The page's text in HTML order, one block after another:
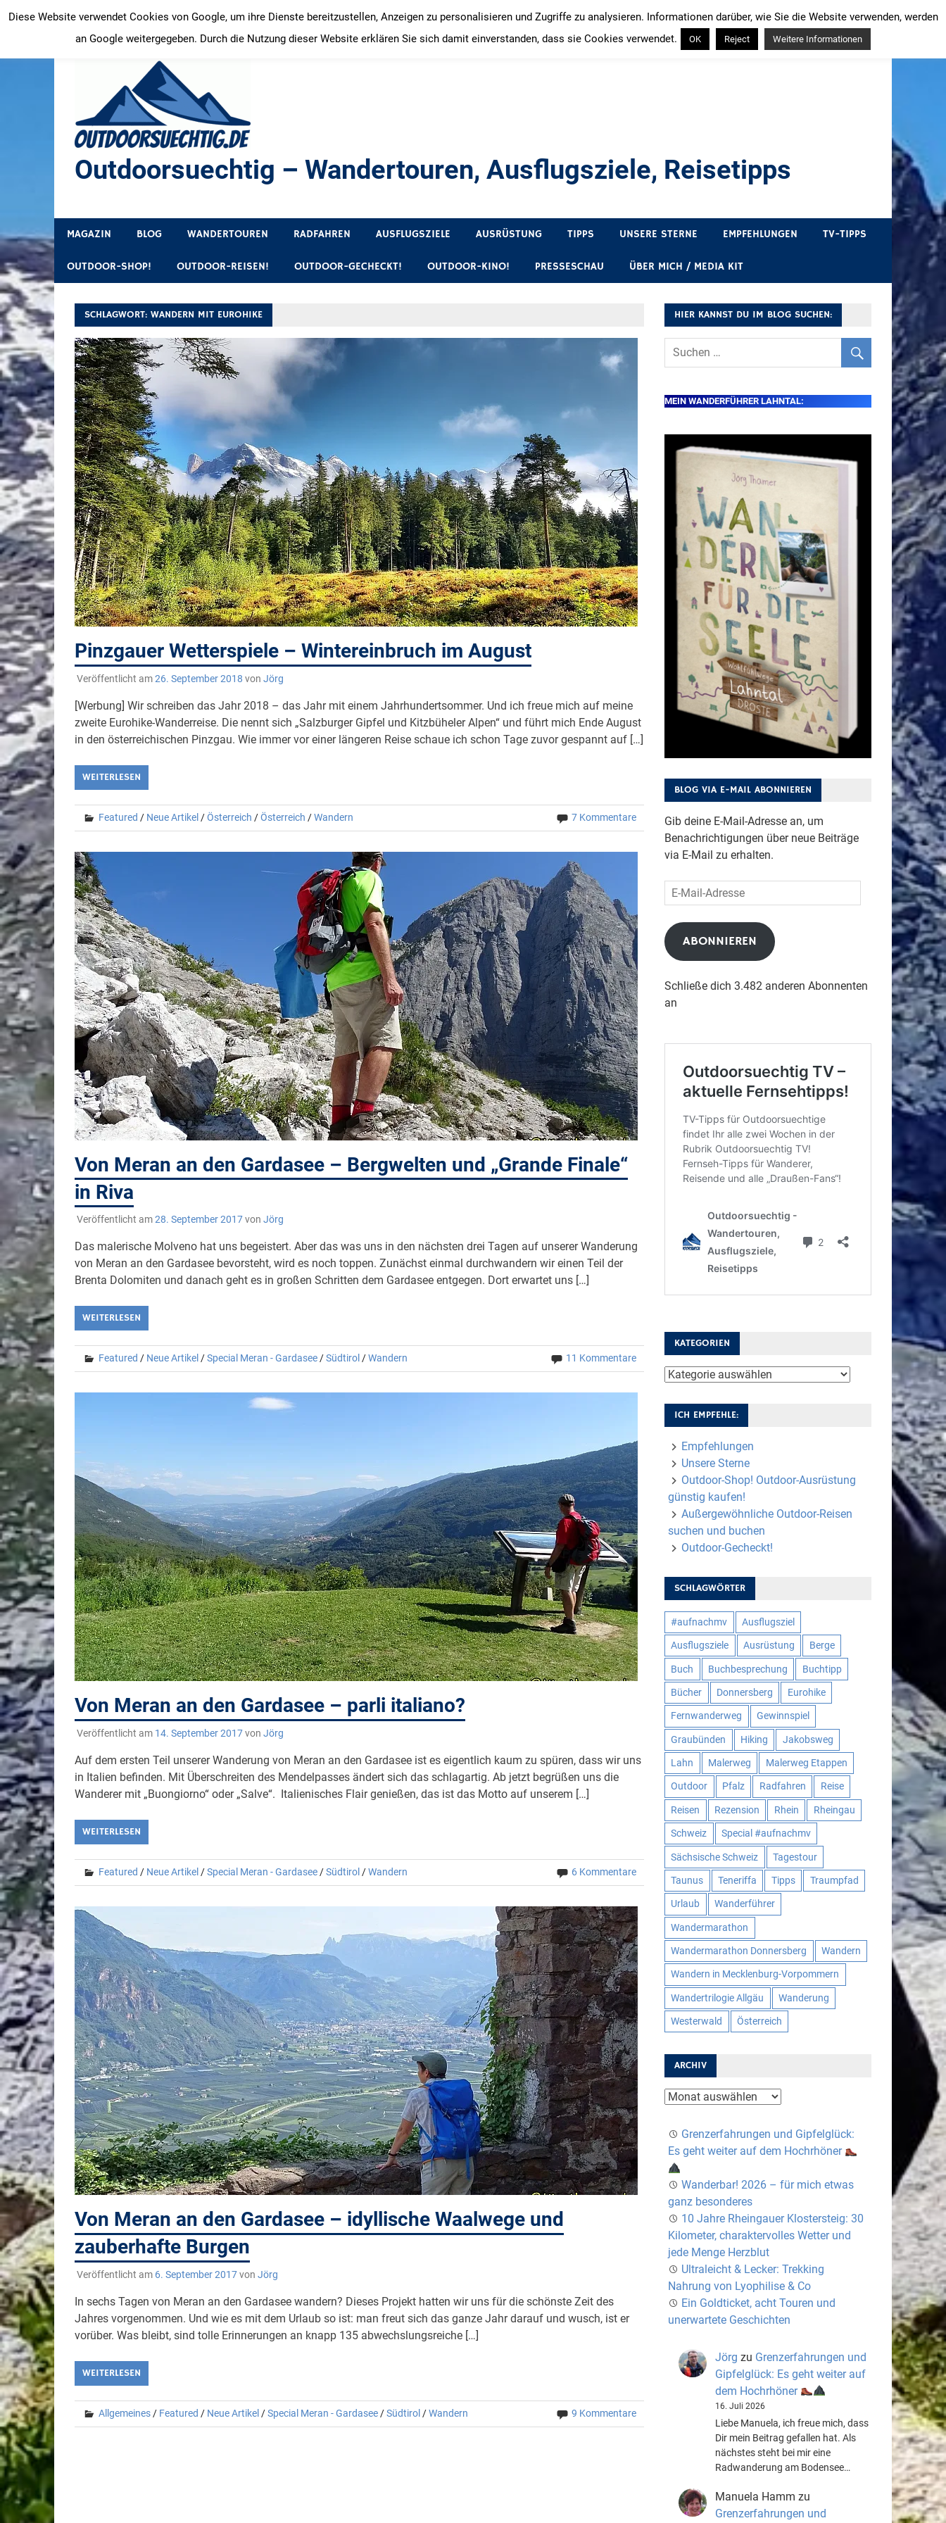
Inhalt
springen
Outdoorsuechtig – Wandertouren, Ausflugsziele, Reisetipps
MAGAZIN BLOG WANDERTOUREN RADFAHREN AUSFLUGSZIELE AUSRÜSTUNG TIPPS UNSERE STERNE EMPFEHLUNGEN TV-TIPPS
OUTDOOR-SHOP! OUTDOOR-REISEN! OUTDOOR-GECHECKT! OUTDOOR-KINO! PRESSESCHAU ÜBER MICH / MEDIA KIT
SCHLAGWORT: WANDERN MIT EUROHIKE
Pinzgauer Wetterspiele – Wintereinbruch im August
Veröffentlicht am26. September 2018 von Jörg
[Werbung] Wir schreiben das Jahr 2018 – das Jahr mit einem Jahrhundertsommer. Und ich freue mich auf meine
zweite Eurohike-Wanderreise. Die nennt sich „Salzburger Gipfel und Kitzbüheler Alpen“ und führt mich Ende August
in den österreichischen Pinzgau. Wie immer vor einer längeren Reise schaue ich schon Tage zuvor gespannt auf […]
WEITERLESEN
Featured / Neue Artikel /Österreich /Österreich /Wandern 7 Kommentare
Von Meran an den Gardasee – Bergwelten und „Grande Finale“
in Riva
Veröffentlicht am28. September 2017von Jörg
Das malerische Molveno hat uns begeistert. Aber das was uns in den nächsten drei Tagen auf unserer Wanderung
von Meran an den Gardasee bevorsteht, wird es noch toppen. Zunächst einmal durchwandern wir einen Teil der
Brenta Dolomiten und danach geht es in großen Schritten dem Gardasee entgegen. Dort erwartet uns […]
WEITERLESEN
Featured / Neue Artikel /Special Meran - Gardasee/Südtirol /Wandern 11 Kommentare
Von Meran an den Gardasee – parli italiano?
Veröffentlicht am 14. September 2017von Jörg
Auf dem ersten Teil unserer Wanderung von Meran an den Gardasee ist es eigentlich kaum zu spüren, dass wir uns
in Italien befinden. Mit Überschreiten des Mendelpasses ändert sich das schlagartig. Ab jetzt begrüßen uns die
Wanderer mit „Buongiorno“ oder „Salve“. Italienisches Flair genießen, das ist das Motto auf unserem […]
WEITERLESEN
Featured / Neue Artikel /Special Meran - Gardasee/Südtirol /Wandern 6 Kommentare
Von Meran an den Gardasee – idyllische Waalwege und
zauberhafte Burgen
Veröffentlicht am 6. September 2017von Jörg
In sechs Tagen von Meran an den Gardasee wandern? Dieses Projekt hatten wir uns für die schönste Zeit des
Jahres vorgenommen. Und wie es mit dem Urlaub so ist: man freut sich das ganze Jahr darauf und wusch, ist er
vorüber. Was bleibt, sind tolle Erinnerungen an knapp 135 abwechslungsreiche […]
WEITERLESEN
Allgemeines/ Featured / Neue Artikel/Special Meran - Gardasee/Südtirol/Wandern 9 Kommentare
HIER KANNST DU IM BLOG SUCHEN:
MEIN WANDERFÜHRER LAHNTAL:
BLOG VIA E-MAIL ABONNIEREN
Gib deine E-Mail-Adresse an, um
Benachrichtigungen über neue Beiträge
via E-Mail zu erhalten.
E-
Mail-
Adresse
ABONNIEREN
Schließe dich 3.482 anderen Abonnenten
an
KATEGORIEN
Kategorien
ICH EMPFEHLE:
Empfehlungen
Unsere Sterne
Outdoor-Shop! Outdoor-Ausrüstung
günstig kaufen!
Außergewöhnliche Outdoor-Reisen
suchen und buchen
Outdoor-Gecheckt!
SCHLAGWÖRTER
#aufnachmv Ausflugsziel
Ausflugsziele Ausrüstung Berge
Buch Buchbesprechung Buchtipp
Bücher Donnersberg Eurohike
Fernwanderweg Gewinnspiel
Graubünden Hiking Jakobsweg
Lahn Malerweg Malerweg Etappen
Outdoor Pfalz Radfahren Reise
Reisen Rezension Rhein Rheingau
Schweiz Special #aufnachmv
Sächsische Schweiz Tagestour
Taunus Teneriffa Tipps Traumpfad
Urlaub Wanderführer
Wandermarathon
Wandermarathon Donnersberg Wandern
Wandern in Mecklenburg-Vorpommern
Wandertrilogie Allgäu Wanderung
Westerwald Österreich
ARCHIV
Archiv
Grenzerfahrungen und Gipfelglück:
Es geht weiter auf dem Hochrhöner
Wanderbar! 2026 – für mich etwas
ganz besonderes
10 Jahre Rheingauer Klostersteig: 30
Kilometer, charaktervolles Wetter und
jede Menge Herzblut
Ultraleicht & Lecker: Trekking
Nahrung von Lyophilise & Co
Ein Goldticket, acht Touren und
unerwartete Geschichten
Jörg zu Grenzerfahrungen und
Gipfelglück: Es geht weiter auf
dem Hochrhöner
16. Juli 2026
Liebe Manuela, ich freue mich, dass
Dir mein Beitrag gefallen hat. Als
nächstes steht bei mir eine
Radwanderung am Bodensee…
Manuela Hamm zu
Grenzerfahrungen und
Diese Website verwendet Cookies von Google, um ihre Dienste bereitzustellen, Anzeigen zu personalisieren und Zugriffe zu analysieren. Informationen darüber, wie Sie die Website verwenden, werden
an Google weitergegeben. Durch die Nutzung dieser Website erklären Sie sich damit einverstanden, dass sie Cookies verwendet.
OK Reject Weitere Informationen